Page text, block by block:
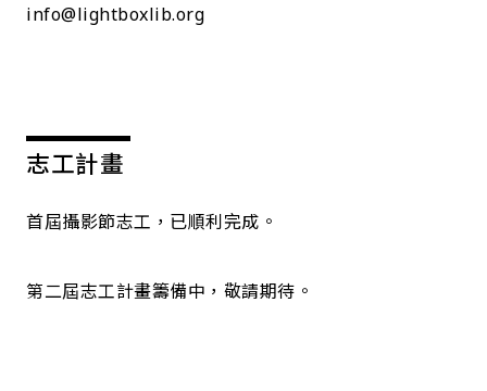
info@lightboxlib.org
志工計畫
首屆攝影節志工，已順利完成。
第二屆志工計畫籌備中，敬請期待。